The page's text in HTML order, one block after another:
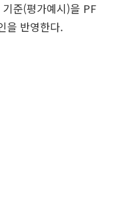
준(평가예시)을 PF
을 반영한다.